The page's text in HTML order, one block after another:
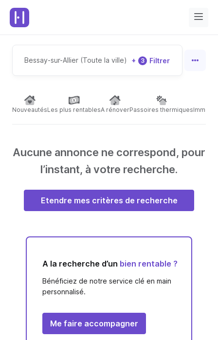
Bessay-sur-Allier (Toute la ville) + 3 Filtrer
NouveautésLes plus rentablesA rénoverPassoires thermiques
Aucune annonce ne correspond, pour
l’instant, à votre recherche.
Etendre mes critères de recherche
A la recherche d’un bien rentable ?
Bénéficiez de notre service clé en main
personnalisé.
Me faire accompagner